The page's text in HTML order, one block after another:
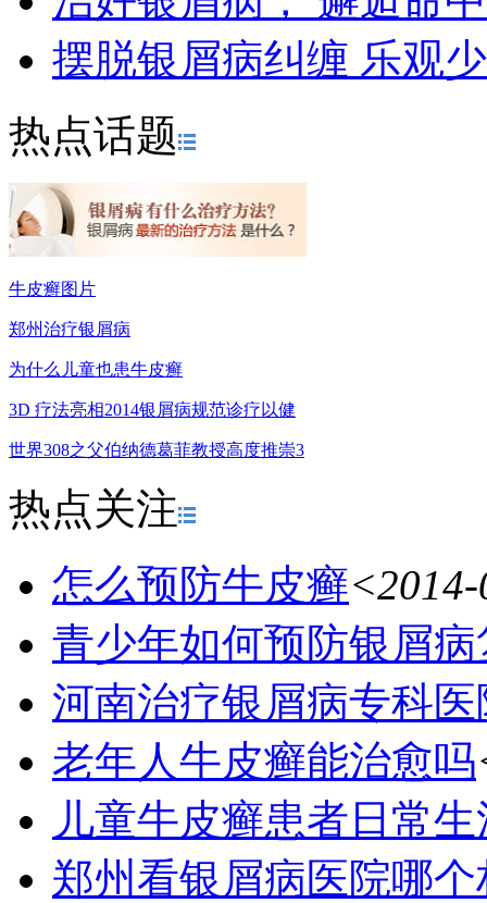
摆脱银屑病纠缠 乐观
热点话题
牛皮癣图片
郑州治疗银屑病
为什么儿童也患牛皮癣
3D 疗法亮相2014银屑病规范诊疗以健
世界308之父伯纳德葛菲教授高度推崇3
热点关注
怎么预防牛皮癣
青少年如何预防银屑病
河南治疗银屑病专科医
老年人牛皮癣能治愈吗
儿童牛皮癣患者日常
郑州看银屑病医院哪个